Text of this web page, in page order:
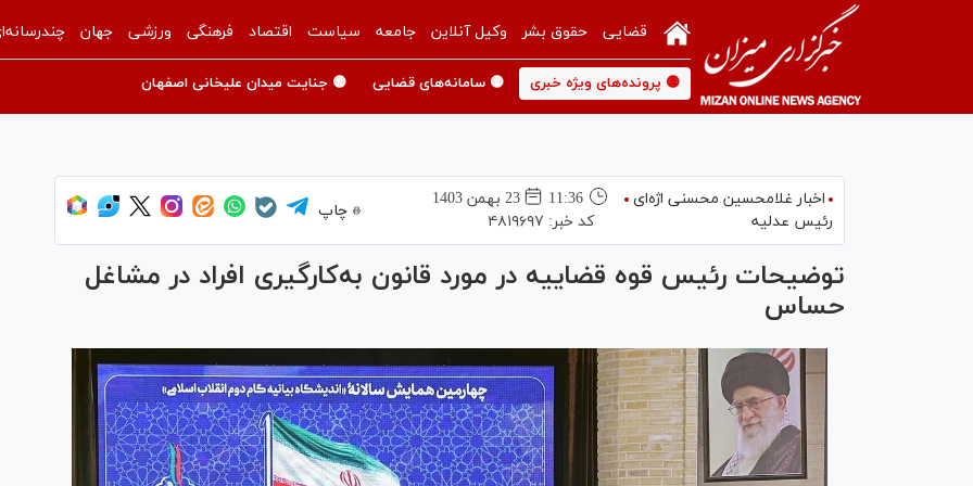
قضایی حقوق بشر وکیل آنلاین جامعه سیاست اقتصاد فرهنگی ورزشی جهان
🟡 پرونده‌های ویژه خبری 🟡 سامانه‌های قضایی 🟡 جنایت میدان علیخانی اصفهان
اخبار غلامحسین محسنی اژه‌ای
رئیس عدلیه
11:36
23 بهمن 1403
کد خبر: ۴۸۱۹۶۹۷
چاپ
توضیحات رئیس قوه قضاییه در مورد قانون به‌کارگیری افراد در مشاغل
حساس